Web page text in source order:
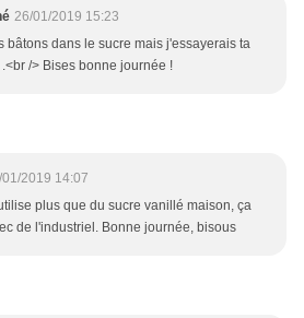
26/01/2019 15:23
bâtons dans le sucre mais j'essayerais ta
/> Bises bonne journée !
2019 14:07
plus que du sucre vanillé maison, ça
de l'industriel. Bonne journée, bisous